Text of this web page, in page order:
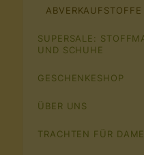
ABVERKAUFSTOFFE
SUPERSALE:
UND SCHUHE
GESCHENKESHOP
ÜBER UNS
TRACHTEN FÜR